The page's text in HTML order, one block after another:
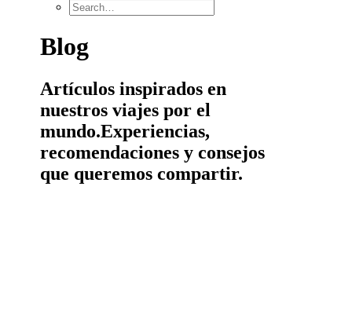
Blog
Artículos inspirados en
nuestros viajes por el
mundo.Experiencias,
recomendaciones y consejos
que queremos compartir.